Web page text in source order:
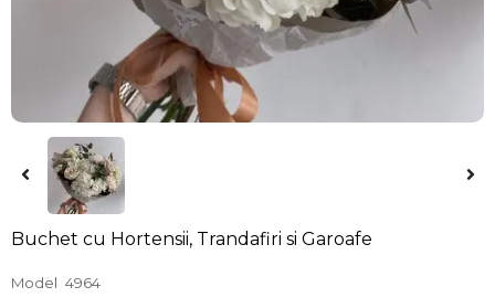
Buchet cu Hortensii, Trandafiri si Garoafe
Model 4964